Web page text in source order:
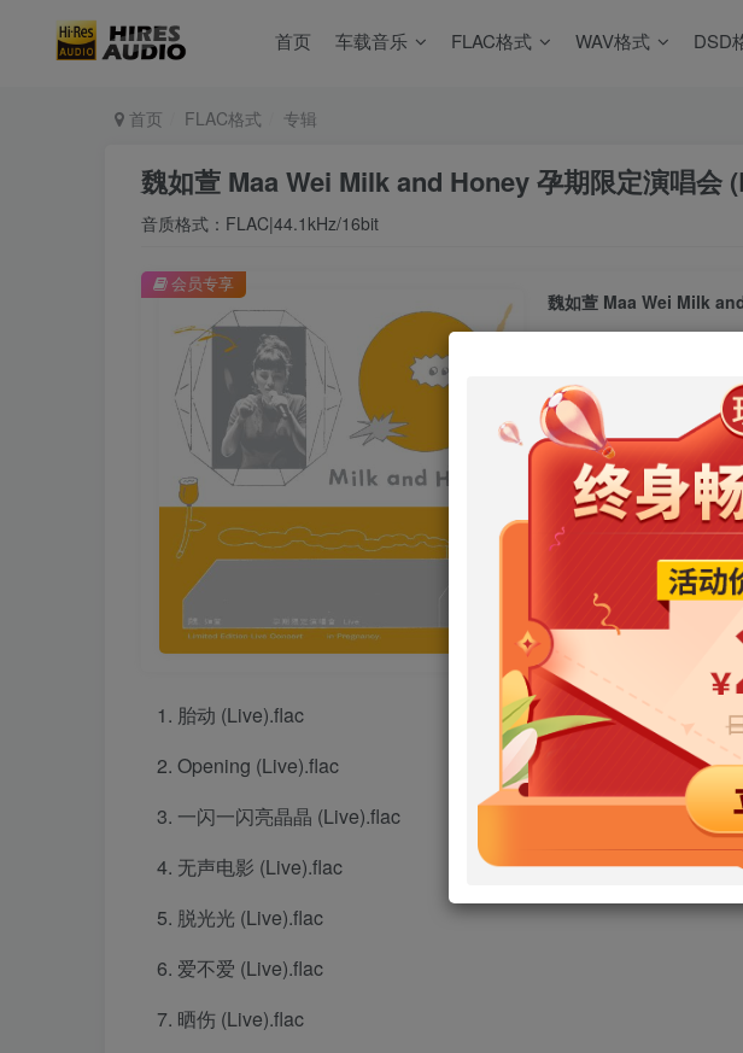
首页 车载音乐 FLAC格式 WAV格式 DSD
首页 FLAC格式 专辑
魏如萱 Maa Wei Milk and Honey 孕期限定演唱会
音质格式：FLAC|44.1kHz/16bit
魏如萱 Maa Wei Milk
￥9.9 限时特惠
￥99
年卡会员免费
会员专享
胎动 (Live).flac
Opening (Live).flac
一闪一闪亮晶晶 (Live).flac
无声电影 (Live).flac
脱光光 (Live).flac
爱不爱 (Live).flac
晒伤 (Live).flac